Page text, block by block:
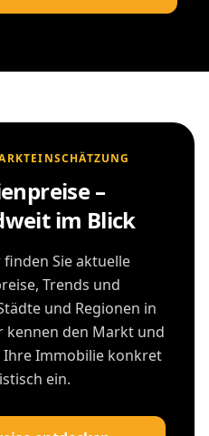
–
im Blick
Sie aktuelle
Trends und
und Regionen in
kennen den Markt und
Immobilie konkret
ein.